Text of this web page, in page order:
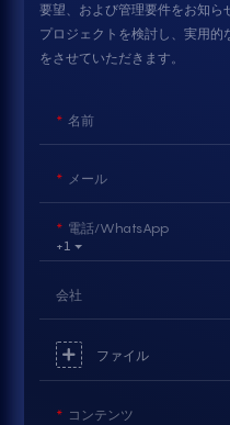
要望、および管理要件をお知
プロジェクトを検討し、実用
をさせていただきます。
名前
メール
+1
電話/WhatsApp
会社
ファイル
コンテンツ